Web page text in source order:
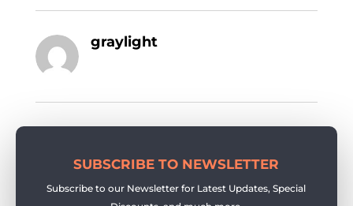
graylight
SUBSCRIBE TO NEWSLETTER
Subscribe to our Newsletter for Latest Updates, Special